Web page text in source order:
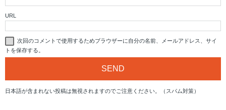
URL
次回のコメントで使用するためブラウザーに自分の名前、メールアドレス、サイ
トを保存する。
日本語が含まれない投稿は無視されますのでご注意ください。（スパム対策）